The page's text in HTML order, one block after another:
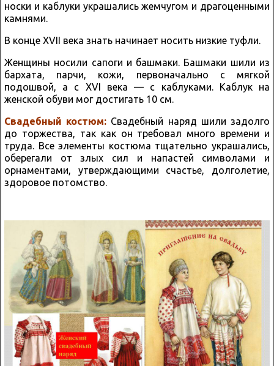
носки и каблуки украшались жемчугом и драгоценными
камнями.
В конце XVII века знать начинает носить низкие туфли.
Женщины носили сапоги и башмаки. Башмаки шили из
бархата, парчи, кожи, первоначально с мягкой
подошвой, а с XVI века — с каблуками. Каблук на
женской обуви мог достигать 10 см.
Свадебный костюм: Свадебный наряд шили задолго
до торжества, так как он требовал много времени и
труда. Все элементы костюма тщательно украшались,
оберегали от злых сил и напастей символами и
орнаментами, утверждающими счастье, долголетие,
здоровое потомство.